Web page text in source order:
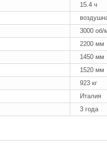
15.4 ч
3000 об/
2200 мм
1450 мм
1520 мм
923 кг
Италия
3 года